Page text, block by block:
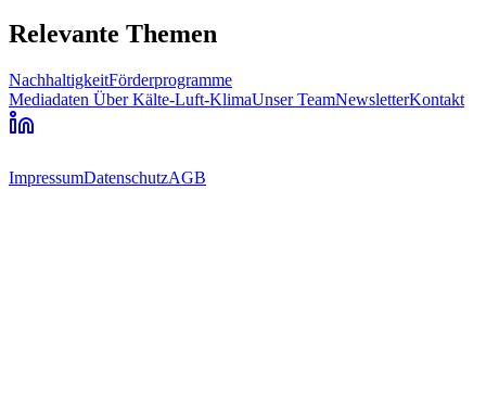
Relevante Themen
NachhaltigkeitFörderprogramme
Mediadaten Über Kälte-Luft-KlimaUnser TeamNewsletterKontakt
ImpressumDatenschutzAGB